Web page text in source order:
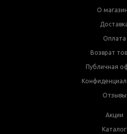
О
Оплата
Возврат
Публичная
Отзывы
Акции
Каталог